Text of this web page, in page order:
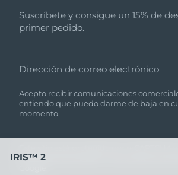
Suscríbete y consigue un 15% de
primer pedido.
Dirección de correo electrónico
Acepto recibir comunicaciones
entiendo que puedo darme de baja en
momento.
Este sitio está protegido por reCAPTCHA
Política de privacidad
las Condiciones
IRIS™ 2